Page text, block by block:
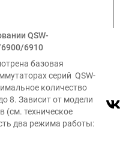
QSW-
6910
базовая
серий QSW-
количество
8. Зависит от модели
(см. техническое
два режима работы: